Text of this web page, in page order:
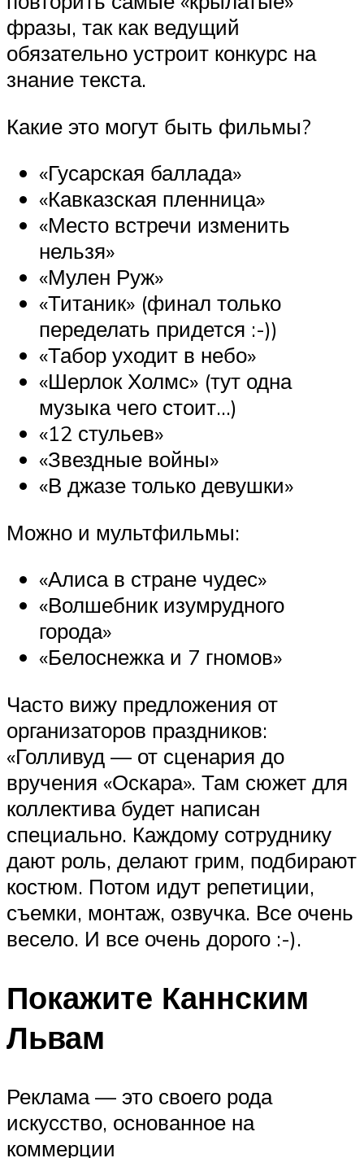
фразы, так как ведущий
обязательно устроит конкурс на
знание текста.
Какие это могут быть фильмы?
«Гусарская баллада»
«Кавказская пленница»
«Место встречи изменить
нельзя»
«Мулен Руж»
«Титаник» (финал только
переделать придется :-))
«Табор уходит в небо»
«Шерлок Холмс» (тут одна
музыка чего стоит…)
«12 стульев»
«Звездные войны»
«В джазе только девушки»
Можно и мультфильмы:
«Алиса в стране чудес»
«Волшебник изумрудного
города»
«Белоснежка и 7 гномов»
Часто вижу предложения от
организаторов праздников:
«Голливуд — от сценария до
вручения «Оскара». Там сюжет для
коллектива будет написан
специально. Каждому сотруднику
дают роль, делают грим, подбирают
костюм. Потом идут репетиции,
съемки, монтаж, озвучка. Все очень
весело. И все очень дорого :-).
Покажите Каннским
Львам
Реклама — это своего рода
искусство, основанное на
коммерции